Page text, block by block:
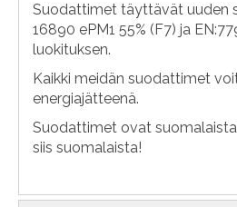
Suodattimet täyttävät uuden
16890 ePM1 55% (F7) ja
luokituksen.
Kaikki meidän suodattimet
energiajätteenä.
Suodattimet ovat
siis suomalaista!